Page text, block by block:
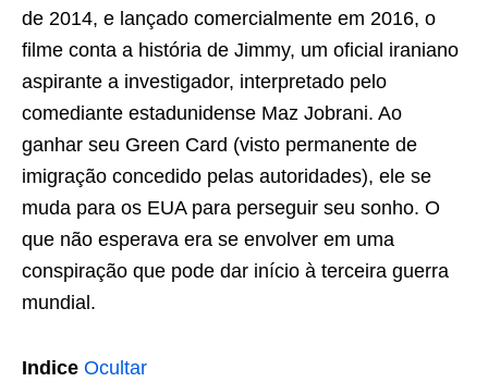
de 2014, e lançado comercialmente em 2016, o
filme conta a história de Jimmy, um oficial iraniano
aspirante a investigador, interpretado pelo
comediante estadunidense Maz Jobrani. Ao
ganhar seu Green Card (visto permanente de
imigração concedido pelas autoridades), ele se
muda para os EUA para perseguir seu sonho. O
que não esperava era se envolver em uma
conspiração que pode dar início à terceira guerra
mundial.
Indice Ocultar